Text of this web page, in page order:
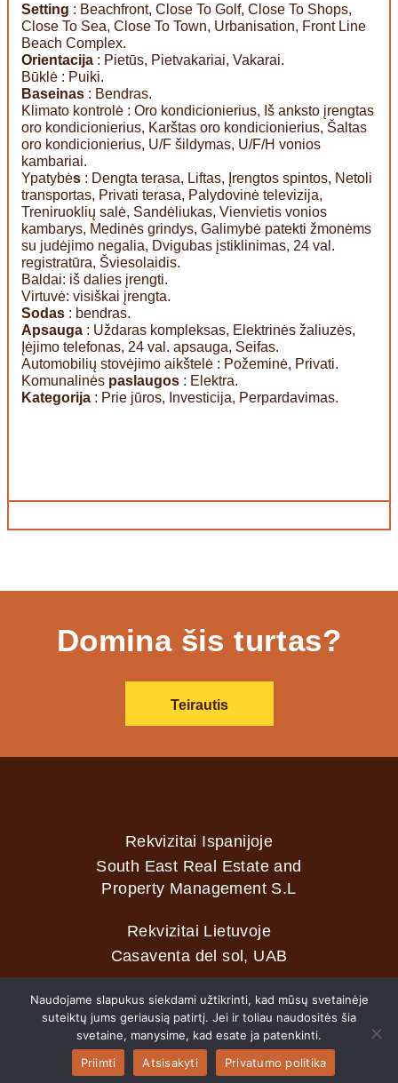
Setting : Beachfront, Close To Golf, Close To Shops,
Close To Sea, Close To Town, Urbanisation, Front Line
Beach Complex.
Orientacija : Pietūs, Pietvakariai, Vakarai.
Būklė : Puiki.
Baseinas : Bendras.
Klimato kontrolė : Oro kondicionierius, Iš anksto įrengtas
oro kondicionierius, Karštas oro kondicionierius, Šaltas
oro kondicionierius, U/F šildymas, U/F/H vonios
kambariai.
Ypatybės : Dengta terasa, Liftas, Įrengtos spintos, Netoli
transportas, Privati terasa, Palydovinė televizija,
Treniruoklių salė, Sandėliukas, Vienvietis vonios
kambarys, Medinės grindys, Galimybė patekti žmonėms
su judėjimo negalia, Dvigubas įstiklinimas, 24 val.
registratūra, Šviesolaidis.
Baldai: iš dalies įrengti.
Virtuvė: visiškai įrengta.
Sodas : bendras.
Apsauga : Uždaras kompleksas, Elektrinės žaliuzės,
Įėjimo telefonas, 24 val. apsauga, Seifas.
Automobilių stovėjimo aikštelė : Požeminė, Privati.
Komunalinės paslaugos : Elektra.
Kategorija : Prie jūros, Investicija, Perpardavimas.
Domina šis turtas?
Teirautis
Rekvizitai Ispanijoje
South East Real Estate and
Property Management S.L
Rekvizitai Lietuvoje
Casaventa del sol, UAB
2026 © Casaventa del sol
Naudojame slapukus siekdami užtikrinti, kad mūsų svetainėje
suteiktų jums geriausią patirtį. Jei ir toliau naudositės šia
svetaine, manysime, kad esate ja patenkinti.
Priimti
Atsisakyti Privatumo politika